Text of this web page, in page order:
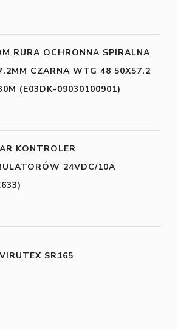
RURA OCHRONNA SPIRALNA
CZARNA WTG 48 50X57.2
(E03DK-09030100901)
KONTROLER
24VDC/10A
SR165